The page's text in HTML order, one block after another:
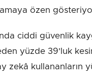
özen
ciddi güvenlik
yüzde 39'luk
zekâ kullananların